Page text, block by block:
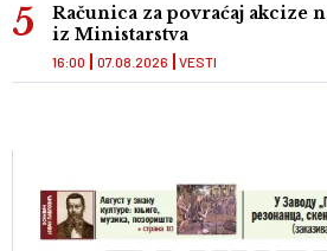
Računica za povraćaj akcize
iz Ministarstva
VESTI
16:00 07.08.2026